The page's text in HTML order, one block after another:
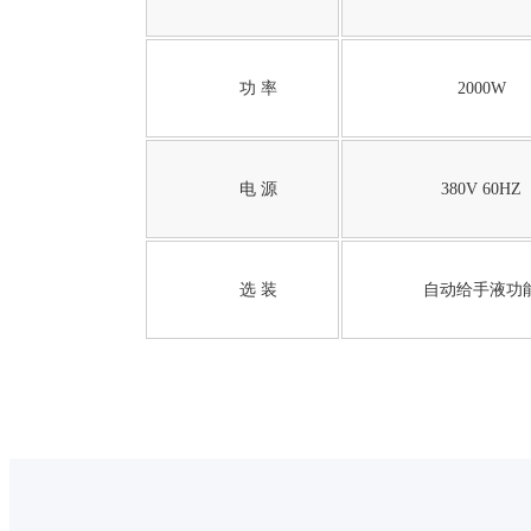
功 率 2000W
电 源 380V 60HZ
选 装 自动给手液功